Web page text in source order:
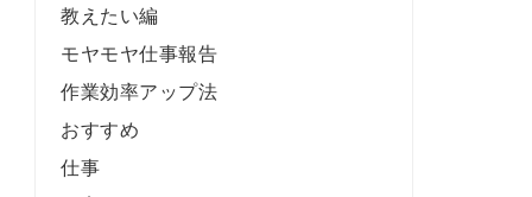
教えたい編
モヤモヤ仕事報告
作業効率アップ法
おすすめ
仕事